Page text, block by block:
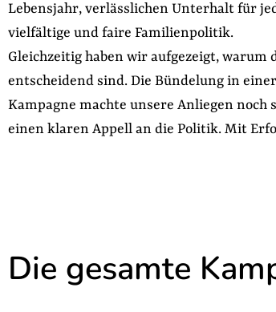
Lebensjahr, verlässlichen Unterhalt für
vielfältige und faire Familienpolitik.
Gleichzeitig haben wir aufgezeigt, warum
entscheidend sind. Die Bündelung in
Kampagne machte unsere Anliegen
einen klaren Appell an die Politik. Mit
Die gesamte